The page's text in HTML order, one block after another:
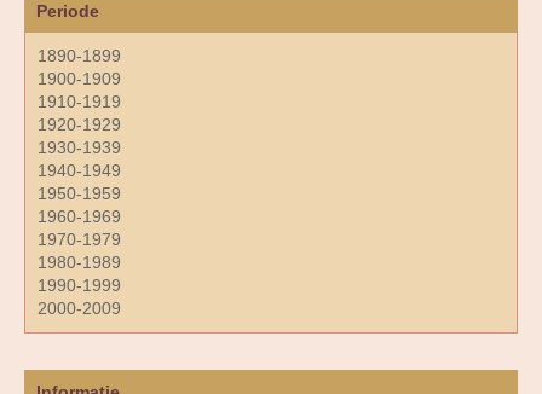
Periode
1890-1899
1900-1909
1910-1919
1920-1929
1930-1939
1940-1949
1950-1959
1960-1969
1970-1979
1980-1989
1990-1999
2000-2009